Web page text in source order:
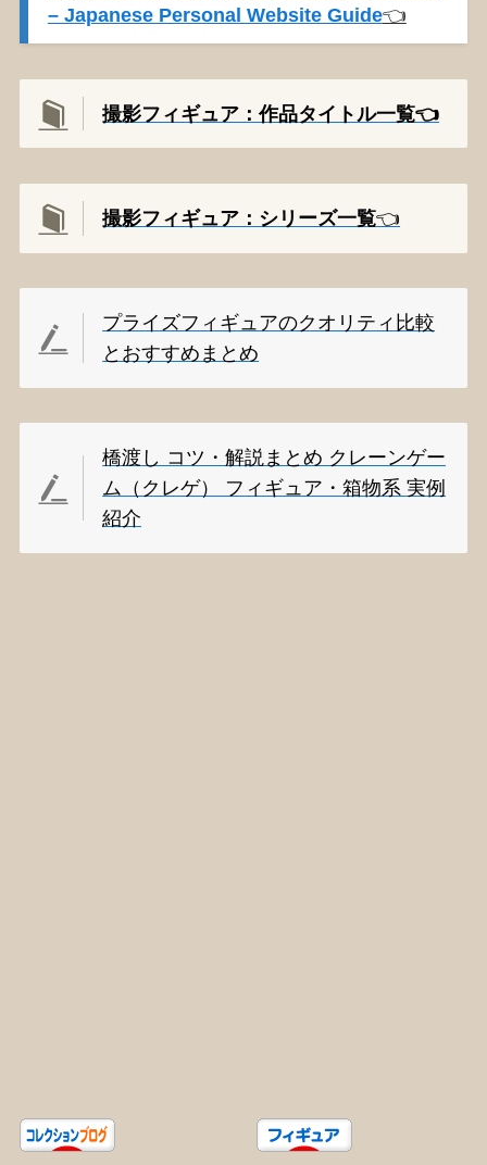
– Japanese Personal Website Guide👈️
撮影フィギュア：作品タイトル一覧👈️
撮影フィギュア：シリーズ一覧👈️
プライズフィギュアのクオリティ比較
とおすすめまとめ
橋渡し コツ・解説まとめ クレーンゲー
ム（クレゲ） フィギュア・箱物系 実例
紹介